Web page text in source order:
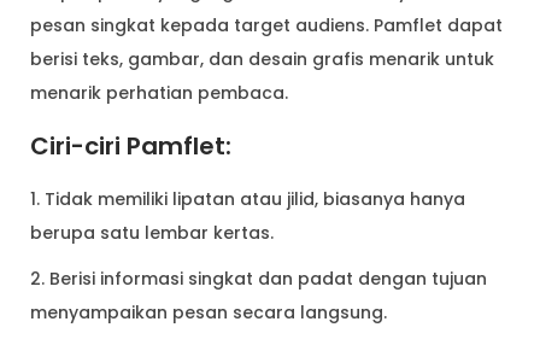
pesan singkat kepada target audiens. Pamflet dapat
berisi teks, gambar, dan desain grafis menarik untuk
menarik perhatian pembaca.
Ciri-ciri Pamflet:
1. Tidak memiliki lipatan atau jilid, biasanya hanya
berupa satu lembar kertas.
2. Berisi informasi singkat dan padat dengan tujuan
menyampaikan pesan secara langsung.